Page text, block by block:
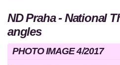
ND Praha - National
angles
PHOTO IMAGE 4/2017